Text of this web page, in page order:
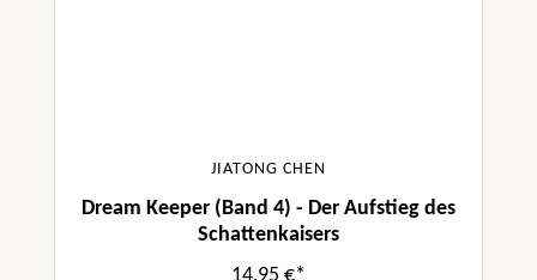
JIATONG CHEN
Dream Keeper (Band 4) - Der Aufstieg des
Schattenkaisers